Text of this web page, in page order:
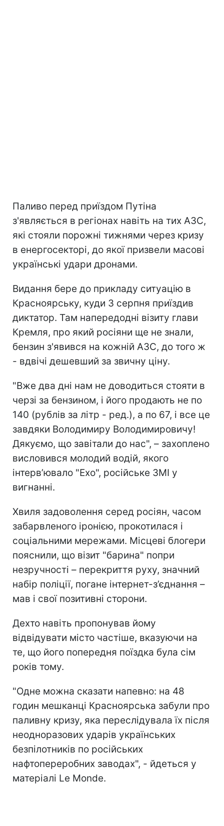
Паливо перед приїздом Путіна
з'являється в регіонах навіть на тих АЗС,
які стояли порожні тижнями через кризу
в енергосекторі, до якої призвели масові
українські удари дронами.
Видання бере до прикладу ситуацію в
Красноярську, куди 3 серпня приїздив
диктатор. Там напередодні візиту глави
Кремля, про який росіяни ще не знали,
бензин з'явився на кожній АЗС, до того ж
- вдвічі дешевший за звичну ціну.
"Вже два дні нам не доводиться стояти в
черзі за бензином, і його продають не по
140 (рублів за літр - ред.), а по 67, і все це
завдяки Володимиру Володимировичу!
Дякуємо, що завітали до нас", – захоплено
висловився молодий водій, якого
інтерв’ювало "Ехо", російське ЗМІ у
вигнанні.
Хвиля задоволення серед росіян, часом
забарвленого іронією, прокотилася і
соціальними мережами. Місцеві блогери
пояснили, що візит "барина" попри
незручності – перекриття руху, значний
набір поліції, погане інтернет-з’єднання –
мав і свої позитивні сторони.
Дехто навіть пропонував йому
відвідувати місто частіше, вказуючи на
те, що його попередня поїздка була сім
років тому.
"Одне можна сказати напевно: на 48
годин мешканці Красноярська забули про
паливну кризу, яка переслідувала їх після
неодноразових ударів українських
безпілотників по російських
нафтопереробних заводах", - йдеться у
матеріалі Le Monde.